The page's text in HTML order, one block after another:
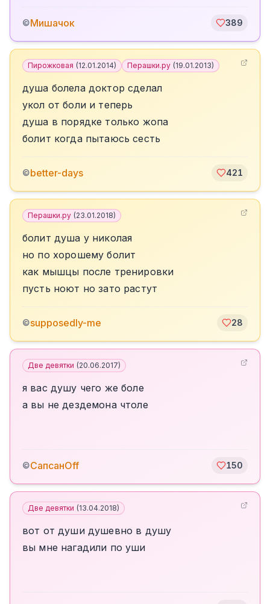
©Мишачок 389
Пирожковая (12.01.2014) Перашки.ру (19.01.2013)
душа болела доктор сделал
укол от боли и теперь
душа в порядке только жопа
болит когда пытаюсь сесть
©better-days 421
Перашки.ру (23.01.2018)
болит душа у николая
но по хорошему болит
как мышцы после тренировки
пусть ноют но зато растут
©supposedly-me 28
Две девятки (20.06.2017)
я вас душу чего же боле
а вы не дездемона чтоле
©СапсанOff 150
Две девятки (13.04.2018)
вот от души душевно в душу
вы мне нагадили по уши